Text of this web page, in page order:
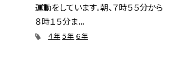
運動をしています。朝、７時５５分から
８時１５分ま...
４年 ５年 ６年